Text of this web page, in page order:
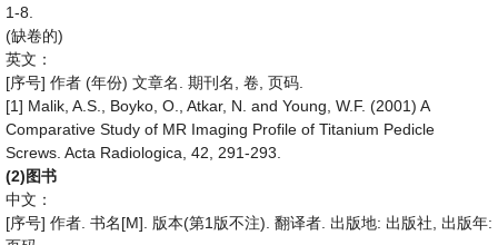
1-8.
(缺卷的)
英文：
[序号] 作者 (年份) 文章名 期刊名 卷 页码
[1] Malik, A.S., Boyko, O., Atkar, N. and Young, W.F. (2001) A
Comparative Study of MR Imaging Profile of Titanium Pedicle
Screws. Acta Radiologica, 42, 291-293.
(2) 图书
中文：
[序号] 作者 书名 [M]. 版本(第1 版不注). 翻译者 出版地: 出版社 出版年: